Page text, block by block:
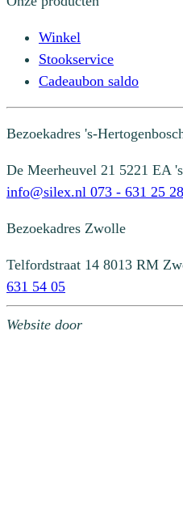
Winkel
Stookservice
Cadeaubon saldo
Bezoekadres 's-
De Meerheuvel 21 5221 EA
info@silex.nl 073 - 631 25 28
Bezoekadres Zwolle
Telfordstraat 14 8013 RM
631 54 05
Website door